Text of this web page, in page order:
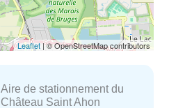
Leaflet| © OpenStreetMap contributors
Aire de stationnement du
Château Saint Ahon